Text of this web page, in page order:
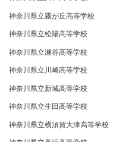
神奈川県立霧が丘高等学校
神奈川県立松陽高等学校
神奈川県立瀬谷高等学校
神奈川県立川崎高等学校
神奈川県立新城高等学校
神奈川県立生田高等学校
神奈川県立横須賀大津高等学校